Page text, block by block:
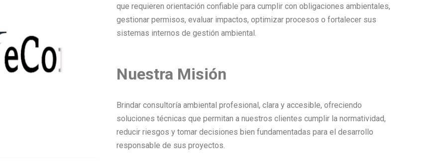
que requieren orientación confiable para cumplir con obligaciones ambientales,
gestionar permisos, evaluar impactos, optimizar procesos o fortalecer sus
sistemas internos de gestión ambiental.
Nuestra Misión
Brindar consultoría ambiental profesional, clara y accesible, ofreciendo
soluciones técnicas que permitan a nuestros clientes cumplir la normatividad,
reducir riesgos y tomar decisiones bien fundamentadas para el desarrollo
responsable de sus proyectos.